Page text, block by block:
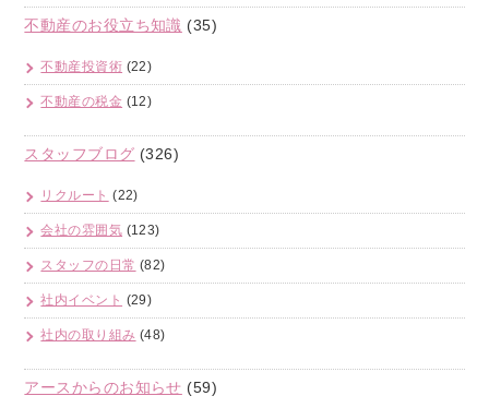
不動産のお役立ち知識 (35)
不動産投資術 (22)
不動産の税金 (12)
スタッフブログ (326)
リクルート (22)
会社の雰囲気 (123)
スタッフの日常 (82)
社内イベント (29)
社内の取り組み (48)
アースからのお知らせ (59)